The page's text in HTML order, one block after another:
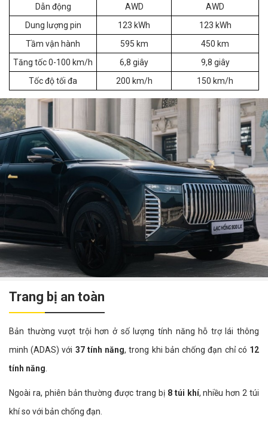
Dẫn động
AWD
AWD
Dung lượng pin
123 kWh
123 kWh
Tầm vận hành
595 km
450 km
Tăng tốc 0-100 km/h
6,8 giây
9,8 giây
Tốc độ tối đa
200 km/h 150 km/h
Trang bị an toàn
Bản thường vượt trội hơn ở số lượng tính năng hỗ trợ lái thông
minh (ADAS) với 37 tính năng, trong khi bản chống đạn chỉ có 12
tính năng.
Ngoài ra, phiên bản thường được trang bị 8 túi khí, nhiều hơn 2 túi
khí so với bản chống đạn.